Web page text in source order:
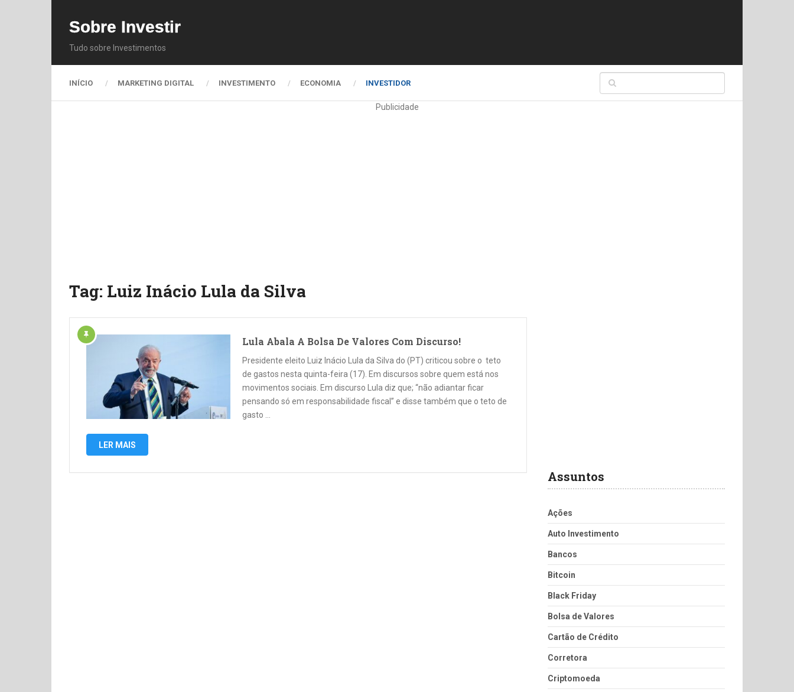
Sobre Investir
Tudo sobre Investimentos
INÍCIO MARKETING DIGITAL INVESTIMENTO ECONOMIA INVESTIDOR
Publicidade
Tag: Luiz Inácio Lula da Silva
Lula Abala A Bolsa De Valores Com Discurso!
Presidente eleito Luiz Inácio Lula da Silva do (PT) criticou sobre o teto
de gastos nesta quinta-feira (17). Em discursos sobre quem está nos
movimentos sociais. Em discurso Lula diz que; “não adiantar ficar
pensando só em responsabilidade fiscal” e disse também que o teto de
gasto …
LER MAIS
Assuntos
Ações
Auto Investimento
Bancos
Bitcoin
Black Friday
Bolsa de Valores
Cartão de Crédito
Corretora
Criptomoeda